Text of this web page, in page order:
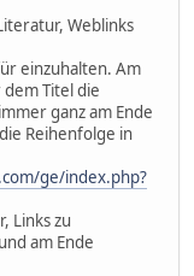
Weblinks
einzuhalten. Am
Titel die
ganz am Ende
Reihenfolge in
ge/index.php?
Links zu
am Ende